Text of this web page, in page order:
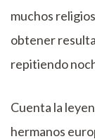
muchos
obtener
repitiendo
Cuenta la
hermanos